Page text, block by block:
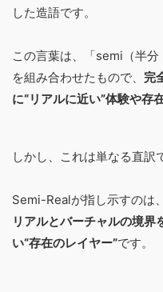
した造語です。
この言葉は、「semi（半分
を組み合わせたもので、 完
に“リアルに近い”体験や存
しかし、これは単なる直訳
Semi-Realが指し示すのは、
リアルとバーチャルの境界
い“存在のレイヤー”です。